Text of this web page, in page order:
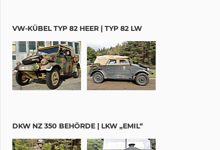
VW-KÜBEL TYP 82 HEER | TYP 82 LW
DKW NZ 350 BEHÖRDE | LKW „EMIL“